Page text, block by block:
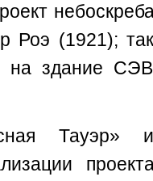
Роэ (1921);
на здание
Тауэр»